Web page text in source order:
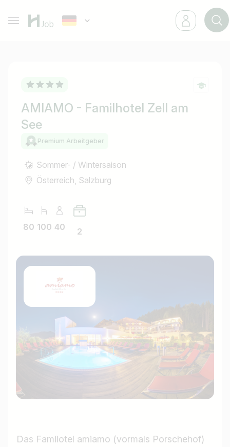
AMIAMO - Familhotel Zell am
See
Premium Arbeitgeber
Sommer- / Wintersaison
Österreich, Salzburg
80 100 40 2
Das Familotel amiamo (vormals Porschehof)